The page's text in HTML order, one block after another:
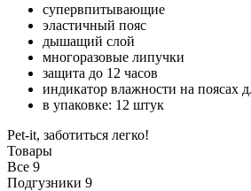
супервпитывающие
эластичный пояс
дышащий слой
многоразовые липучки
защита до 12 часов
индикатор влажности на поясах
в упаковке: 12 штук
Pet-it, заботиться легко!
Товары
Все 9
Подгузники 9